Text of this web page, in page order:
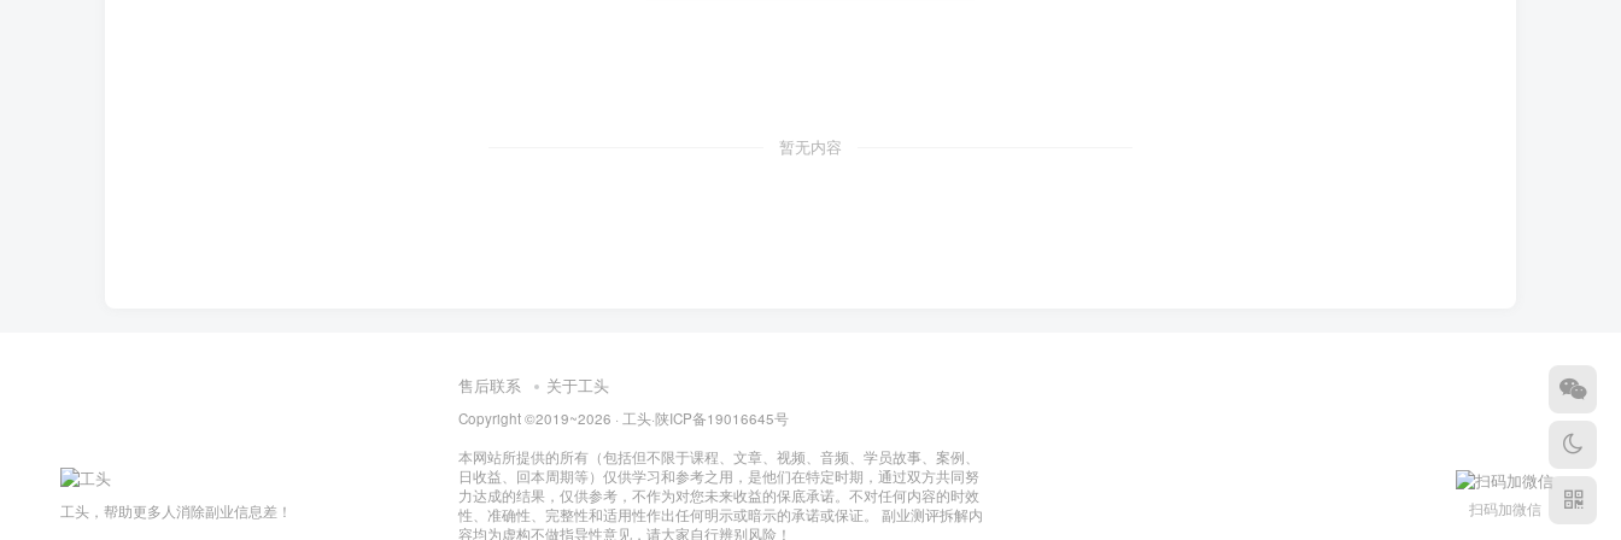
暂无内容
工头，帮助更多人消除副业信息差！
售后联系 关于工头
Copyright ©2019~2026 · 工头·陕ICP备19016645号
本网站所提供的所有（包括但不限于课程、文章、视频、音频、学员故事、案例、
日收益、回本周期等）仅供学习和参考之用，是他们在特定时期，通过双方共同努
力达成的结果，仅供参考，不作为对您未来收益的保底承诺。不对任何内容的时效
性、准确性、完整性和适用性作出任何明示或暗示的承诺或保证。 副业测评拆解内
容均为虚构不做指导性意见，请大家自行辨别风险！
扫码加微信